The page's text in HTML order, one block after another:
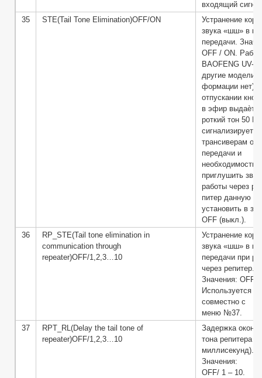
входящий
35
STE(Tail Tone Elimination)OFF/ON
Устранение
звука «шш» в
передачи.
OFF / ON.
BAOFENG UV-
другие модели
формации нет).
отпускании
в эфир
роткий тон 50
сигнализирует
трансиверам о
передачи и
необходимости
приглушить
работы через ре-
питер данную
установить в
OFF (выкл.).
36
RP_STE(Tail tone elimination in
communication through
repeater)OFF/1,2,3…10
Устранение
звука «шш» в
передачи при
через репитер.
Значения: OFF
Используется
совместно с
меню №37.
37
RPT_RL(Delay the tail tone of
repeater)OFF/1,2,3…10
Задержка
тона репитера
миллисекунд).
Значения:
OFF/ 1 – 10.